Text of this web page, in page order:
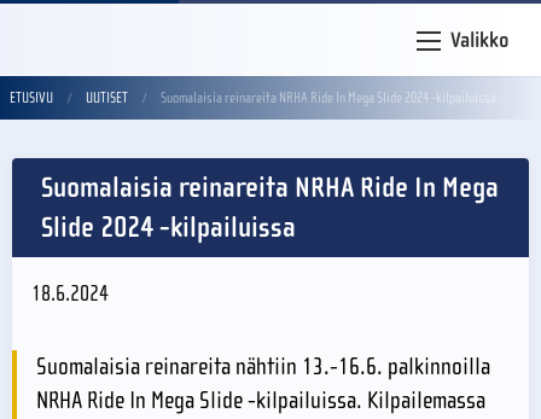
Valikko
ETUSIVU UUTISET Suomalaisia reinareita NRHA Ride In Mega Slide 2024 -kilpailuissa
Suomalaisia reinareita NRHA Ride In Mega
Slide 2024 -kilpailuissa
18.6.2024
Suomalaisia reinareita nähtiin 13.-16.6. palkinnoilla
NRHA Ride In Mega Slide -kilpailuissa. Kilpailemassa